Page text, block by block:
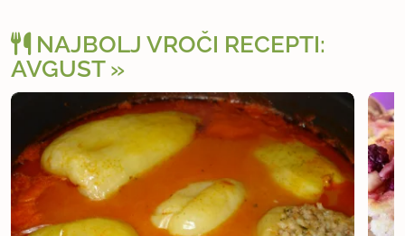
NAJBOLJ VROČI RECEPTI:
AVGUST